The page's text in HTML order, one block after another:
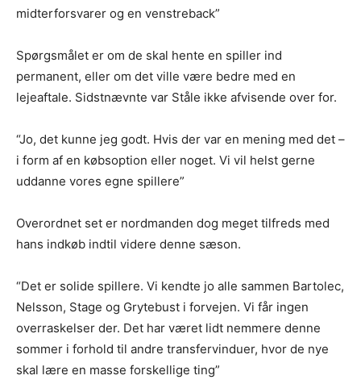
midterforsvarer og en venstreback”
Spørgsmålet er om de skal hente en spiller ind
permanent, eller om det ville være bedre med en
lejeaftale. Sidstnævnte var Ståle ikke afvisende over for.
“Jo, det kunne jeg godt. Hvis der var en mening med det –
i form af en købsoption eller noget. Vi vil helst gerne
uddanne vores egne spillere”
Overordnet set er nordmanden dog meget tilfreds med
hans indkøb indtil videre denne sæson.
“Det er solide spillere. Vi kendte jo alle sammen Bartolec,
Nelsson, Stage og Grytebust i forvejen. Vi får ingen
overraskelser der. Det har været lidt nemmere denne
sommer i forhold til andre transfervinduer, hvor de nye
skal lære en masse forskellige ting”